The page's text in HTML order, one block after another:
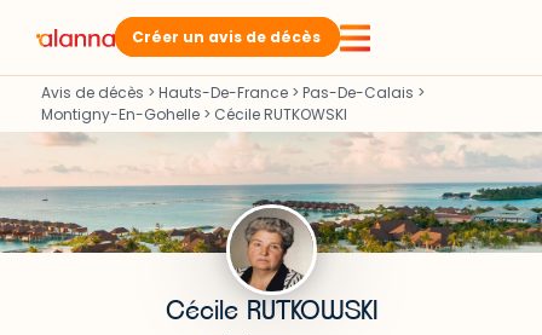
Créer un avis de décès
Avis de décès > Hauts-De-France > Pas-De-Calais >
Montigny-En-Gohelle > Cécile RUTKOWSKI
Cécile RUTKOWSKI